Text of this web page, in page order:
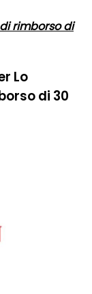
rimborso di
Lo
di 30